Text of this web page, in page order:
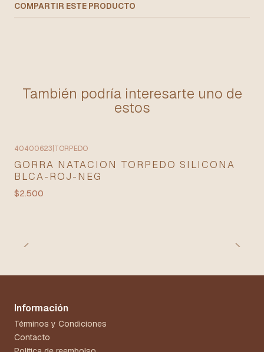
COMPARTIR ESTE PRODUCTO
También podría interesarte uno de
estos
40400623 TORPEDO
GORRA NATACION TORPEDO SILICONA
BLCA-ROJ-NEG
$2.500
Información
Términos y Condiciones
Contacto